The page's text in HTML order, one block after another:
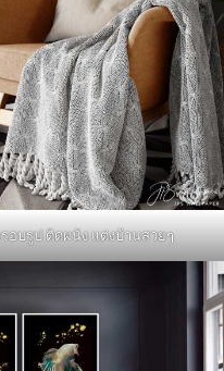
บรูป ติดผนัง แต่งบ้านสวยๆ